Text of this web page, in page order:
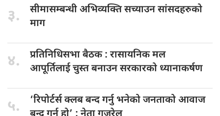
३. सीमासम्बन्धी अभिव्यक्तिसच्याउन सांसदहरुको
माग
४. प्रतिनिधिसभा बैठक: रासायनिक मल
आपूर्तिलाई चुस्त बनाउन सरकारको ध्यानाकर्षण
५. ‘रिपोर्टर्स क्लबबन्द गर्नु भनेको जनताको आवाज